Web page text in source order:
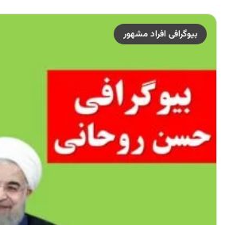
بیوگرافی افراد مشهور